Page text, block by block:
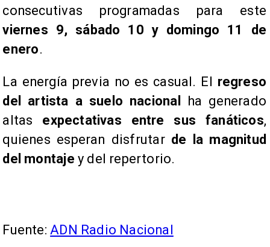
consecutivas programadas para este
viernes 9, sábado 10 y domingo 11 de
enero.
La energía previa no es casual. El regreso
del artista a suelo nacional
ha generado
altas expectativas entre sus fanáticos,
quienes esperan disfrutar de la magnitud
del montaje y del repertorio.
Fuente:ADN Radio Nacional